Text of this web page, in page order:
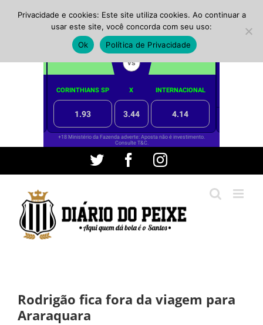
conteúdo
Twitter FacebookInstagram
Rodrigão fica fora da viagem para
Araraquara
Privacidade e cookies: Este site utiliza cookies. Ao continuar a
usar este site, você concorda com seu uso:
Ok
Política de Privacidade